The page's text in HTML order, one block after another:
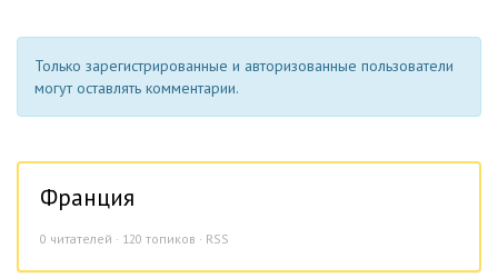
Только зарегистрированные и авторизованные пользователи
могут оставлять комментарии.
Франция
0 читателей · 120 топиков · RSS